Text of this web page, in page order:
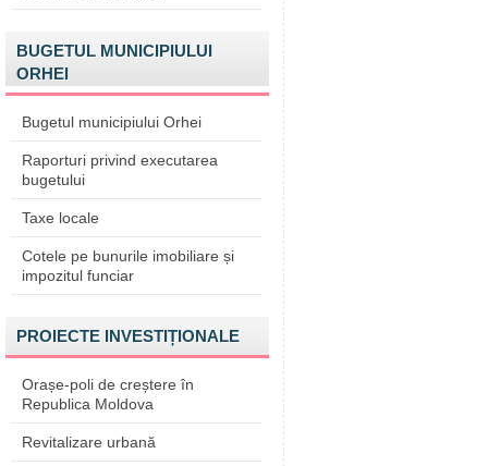
BUGETUL MUNICIPIULUI
ORHEI
Bugetul municipiului Orhei
Raporturi privind executarea
bugetului
Taxe locale
Cotele pe bunurile imobiliare și
impozitul funciar
PROIECTE INVESTIȚIONALE
Orașe-poli de creștere în
Republica Moldova
Revitalizare urbană